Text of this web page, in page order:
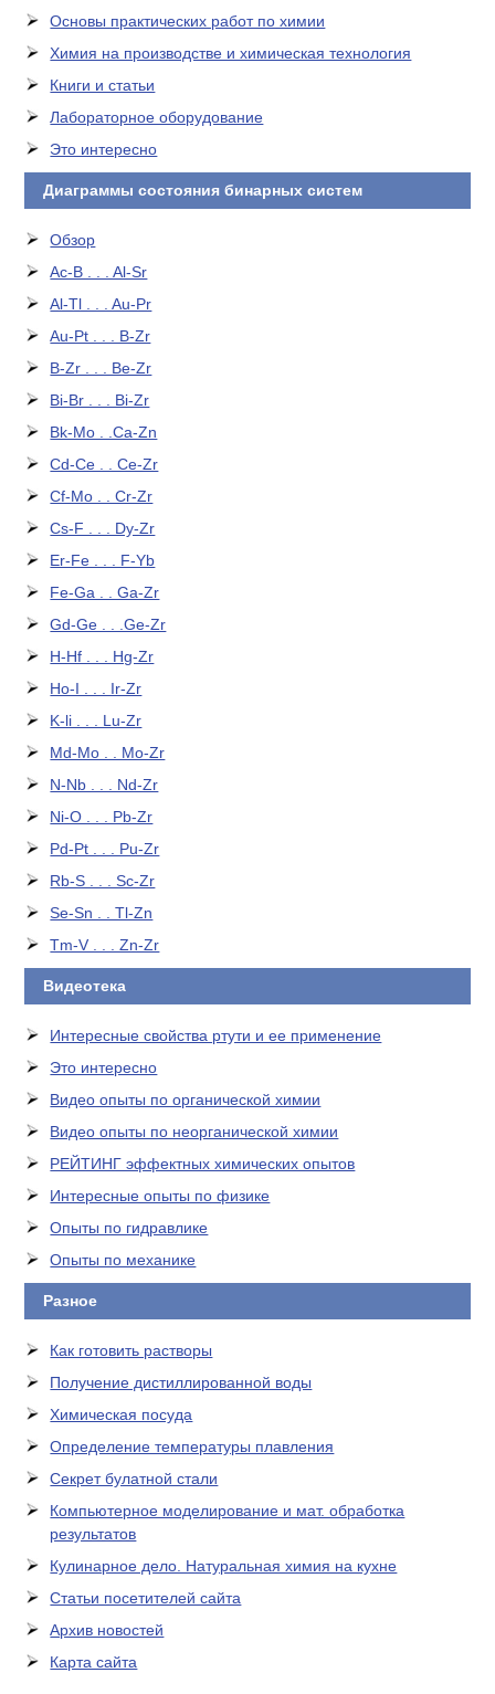
Основы практических работ по химии
Химия на производстве и химическая технология
Книги и статьи
Лабораторное оборудование
Это интересно
Диаграммы состояния бинарных систем
Обзор
Ac-B . . . Al-Sr
Al-Tl . . . Au-Pr
Au-Pt . . . B-Zr
B-Zr . . . Be-Zr
Bi-Br . . . Bi-Zr
Bk-Mo . .Ca-Zn
Cd-Ce . . Ce-Zr
Cf-Mo . . Cr-Zr
Cs-F . . . Dy-Zr
Er-Fe . . . F-Yb
Fe-Ga . . Ga-Zr
Gd-Ge . . .Ge-Zr
H-Hf . . . Hg-Zr
Ho-I . . . Ir-Zr
K-li . . . Lu-Zr
Md-Mo . . Mo-Zr
N-Nb . . . Nd-Zr
Ni-O . . . Pb-Zr
Pd-Pt . . . Pu-Zr
Rb-S . . . Sc-Zr
Se-Sn . . Tl-Zn
Tm-V . . . Zn-Zr
Видеотека
Интересные свойства ртути и ее применение
Это интересно
Видео опыты по органической химии
Видео опыты по неорганической химии
РЕЙТИНГ эффектных химических опытов
Интересные опыты по физике
Опыты по гидравлике
Опыты по механике
Разное
Как готовить растворы
Получение дистиллированной воды
Химическая посуда
Определение температуры плавления
Секрет булатной стали
Компьютерное моделирование и мат. обработка
результатов
Кулинарное дело. Натуральная химия на кухне
Статьи посетителей сайта
Архив новостей
Карта сайта